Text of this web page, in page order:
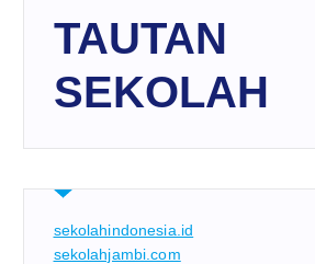
TAUTAN
SEKOLAH
sekolahindonesia.id
sekolahjambi.com